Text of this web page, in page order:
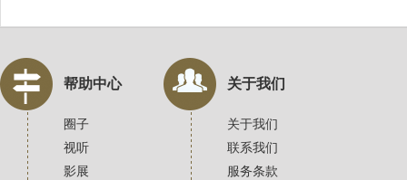
帮助中心 关于我们
圈子
视听
影展
关于我们
联系我们
服务条款